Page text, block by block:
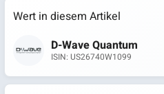
Wert in diesem Artikel
D-Wave Quantum
ISIN: US26740W1099